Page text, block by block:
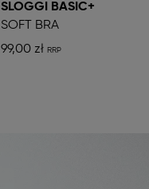
SLOGGI BASIC+
SOFT BRA
99,00 zł